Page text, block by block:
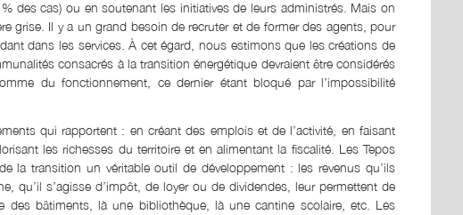
des cas) ou en soutenant les initiatives de leurs administrés. Mais on
grise. Il y a un grand besoin de recruter et de former des agents, pour
dans les services. À cet égard, nous estimons que les créations de
consacrés à la transition énergétique devraient être considérés
du fonctionnement, ce dernier étant bloqué par l’impossibilité
qui rapportent : en créant des emplois et de l’activité, en faisant
les richesses du territoire et en alimentant la fiscalité. Les Tepos
la transition un véritable outil de développement : les revenus qu’ils
qu’il s’agisse d’impôt, de loyer ou de dividendes, leur permettent de
des bâtiments, là une bibliothèque, là une cantine scolaire, etc. Les